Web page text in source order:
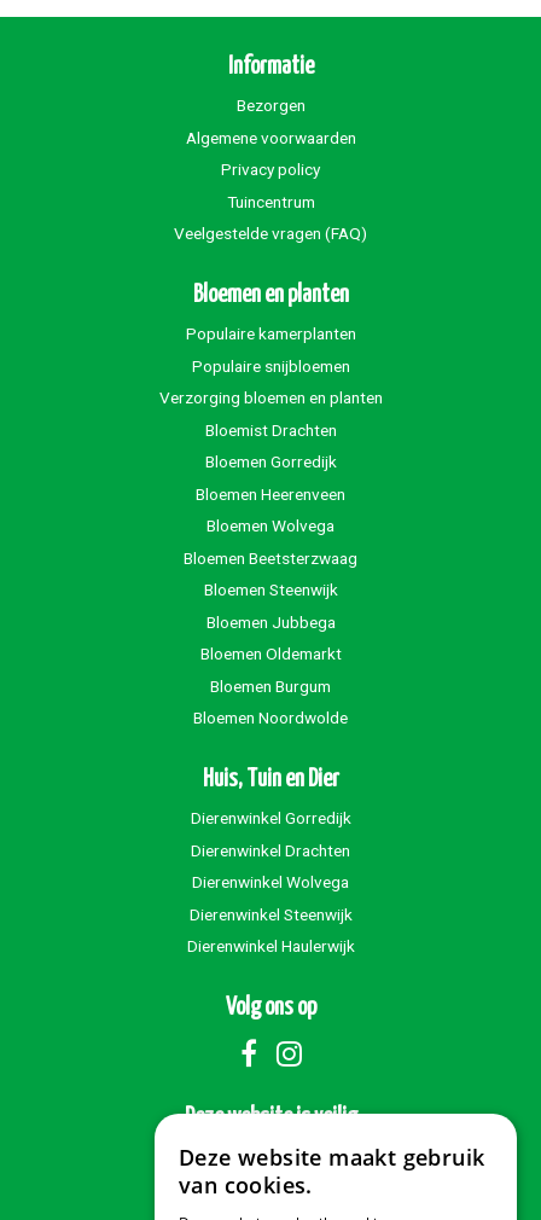
Informatie
Bezorgen
Algemene voorwaarden
Privacy policy
Tuincentrum
Veelgestelde vragen (FAQ)
Bloemen en planten
Populaire kamerplanten
Populaire snijbloemen
Verzorging bloemen en planten
Bloemist Drachten
Bloemen Gorredijk
Bloemen Heerenveen
Bloemen Wolvega
Bloemen Beetsterzwaag
Bloemen Steenwijk
Bloemen Jubbega
Bloemen Oldemarkt
Bloemen Burgum
Bloemen Noordwolde
Huis, Tuin en Dier
Dierenwinkel Gorredijk
Dierenwinkel Drachten
Dierenwinkel Wolvega
Dierenwinkel Steenwijk
Dierenwinkel Haulerwijk
Volg ons op
Deze website is veilig
Deze website maakt gebruik
van cookies.